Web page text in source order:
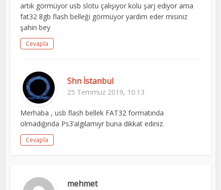
artık görmüyor usb slotu çalışıyor kolu şarj ediyor ama
fat32 8gb flash belleği görmüyor yardım eder misiniz
şahin bey
Cevapla
Shn İstanbul
25 Temmuz 2019, 10:13
Merhaba , usb flash bellek FAT32 formatında
olmadığında Ps3’algılamıyr buna dikkat ediniz.
Cevapla
mehmet